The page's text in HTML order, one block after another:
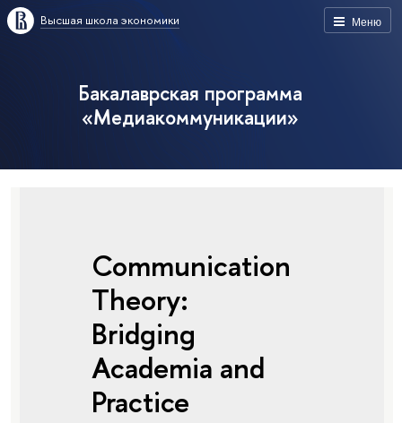
Меню
Высшая школа экономики
Бакалаврская программа
«Медиакоммуникации»
Communication
Theory:
Bridging
Academia and
Practice